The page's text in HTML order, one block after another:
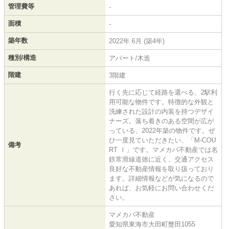
管理費等 -
面積 -
築年数 2022年 6月 (築4年)
種別/構造 アパート/木造
階建 3階建
備考
行く先に応じて経路を選べる、2駅利
用可能な物件です。特徴的な外観と
洗練された設計の内装を持つデザイ
ナーズ。落ち着きのある空間が広が
っている、2022年築の物件です。ぜ
ひ一度見ていただきたい、「M-COU
RT Ⅰ」です。マメカバ不動産では名
鉄常滑線道徳に近く、交通アクセス
良好な不動産情報を取り扱っており
ます。詳細情報などが気になるので
あれば、お気軽にお問い合わせくだ
さい。
マメカバ不動産
愛知県東海市大田町蟹田1055